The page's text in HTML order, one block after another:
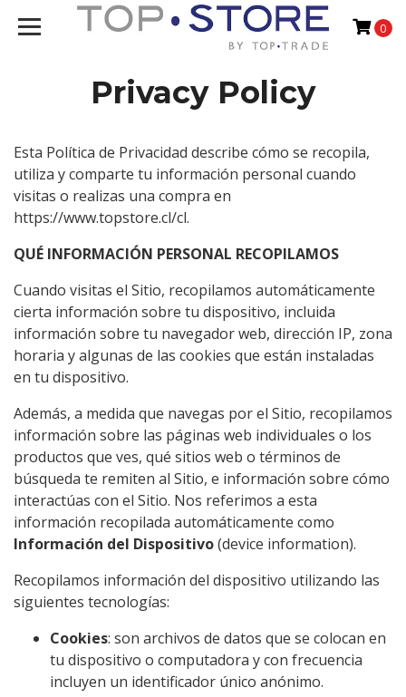
0
Privacy Policy
Esta Política de Privacidad describe cómo se recopila,
utiliza y comparte tu información personal cuando
visitas o realizas una compra en
https://www.topstore.cl/cl.
QUÉ INFORMACIÓN PERSONAL RECOPILAMOS
Cuando visitas el Sitio, recopilamos automáticamente
cierta información sobre tu dispositivo, incluida
información sobre tu navegador web, dirección IP, zona
horaria y algunas de las cookies que están instaladas
en tu dispositivo.
Además, a medida que navegas por el Sitio, recopilamos
información sobre las páginas web individuales o los
productos que ves, qué sitios web o términos de
búsqueda te remiten al Sitio, e información sobre cómo
interactúas con el Sitio. Nos referimos a esta
información recopilada automáticamente como
Información del Dispositivo(device information).
Recopilamos información del dispositivo utilizando las
siguientes tecnologías:
Cookies: son archivos de datos que se colocan en
tu dispositivo o computadora y con frecuencia
incluyen un identificador único anónimo.